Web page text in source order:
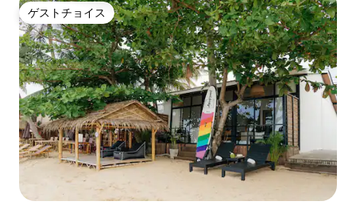
ゲストチョイス
ゲストチョイス